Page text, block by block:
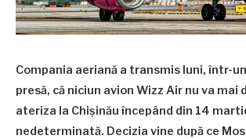
Compania aeriană a transmis luni, într-
presă, că niciun avion Wizz Air nu va mai
ateriza la Chișinău începând din 14
nedeterminată. Decizia vine după ce